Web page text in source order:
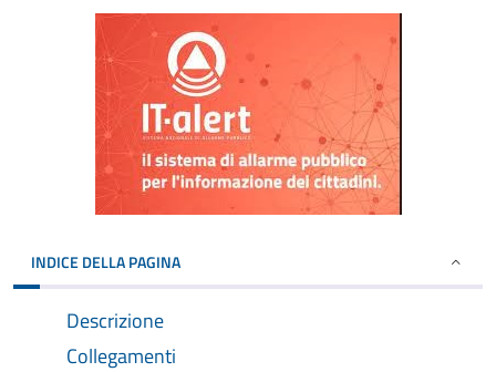
INDICE DELLA PAGINA
Descrizione
Collegamenti